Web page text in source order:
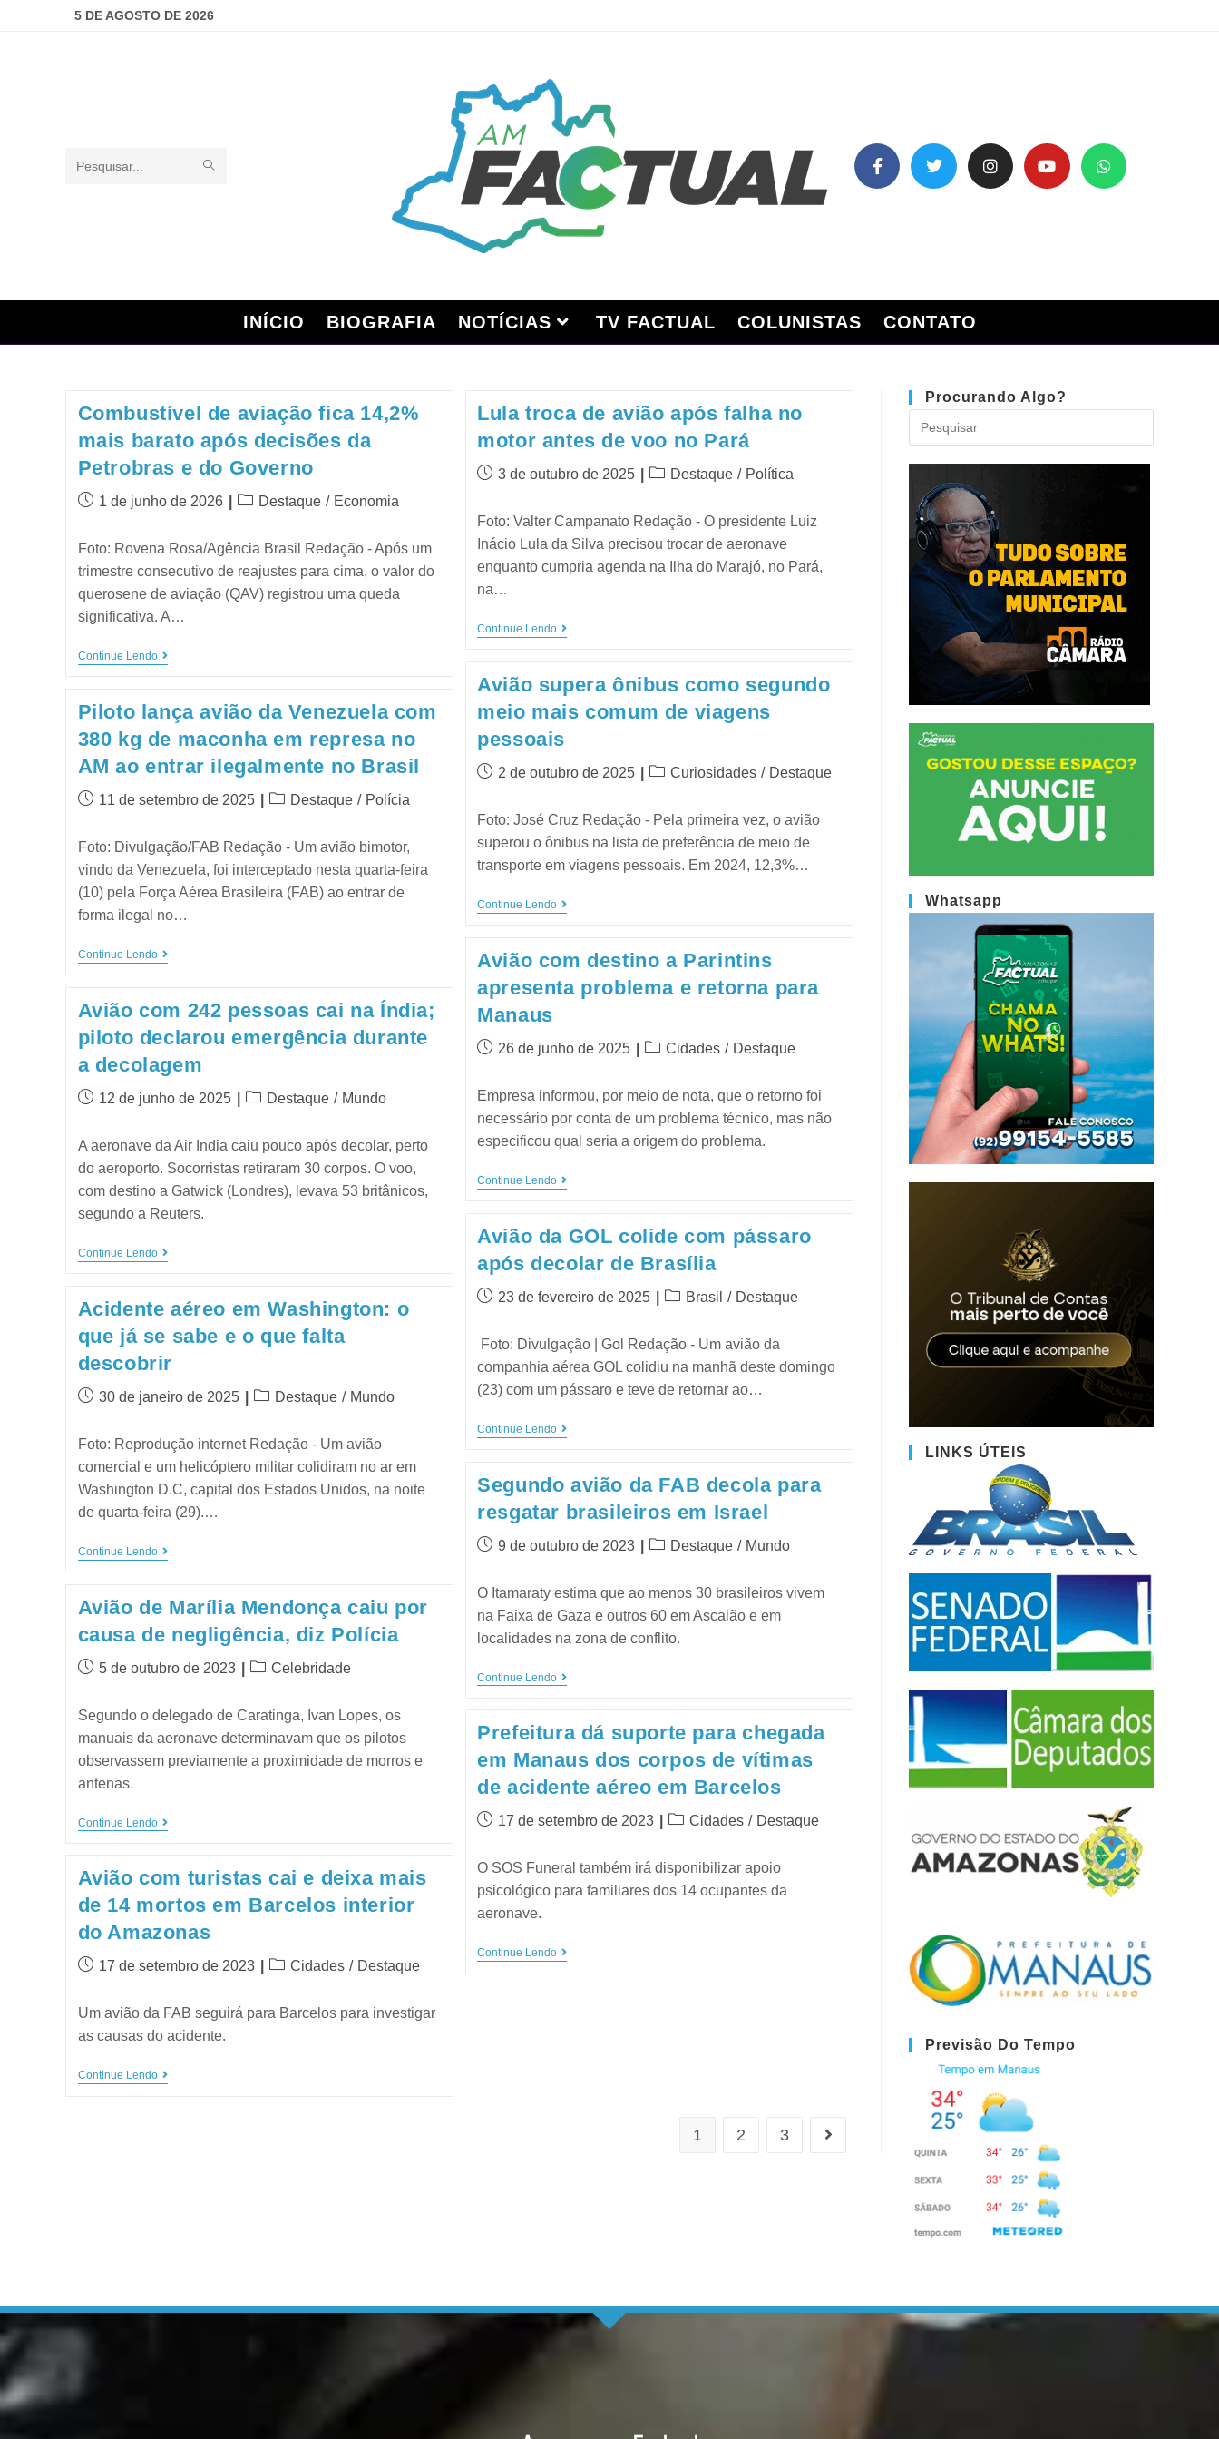
5 DE AGOSTO DE 2026
Pesquisar
INÍCIO BIOGRAFIA NOTÍCIAS TV FACTUAL COLUNISTAS CONTATO
Combustível de aviação fica 14,2%
mais barato após decisões da
Petrobras e do Governo
1 de junho de 2026 Destaque / Economia
Foto: Rovena Rosa/Agência Brasil Redação - Após um
trimestre consecutivo de reajustes para cima, o valor do
querosene de aviação (QAV) registrou uma queda
significativa. A…
Continue Lendo
Lula troca de avião após falha no
motor antes de voo no Pará
3 de outubro de 2025 Destaque / Política
Foto: Valter Campanato Redação - O presidente Luiz
Inácio Lula da Silva precisou trocar de aeronave
enquanto cumpria agenda na Ilha do Marajó, no Pará,
na…
Continue Lendo
Avião supera ônibus como segundo
meio mais comum de viagens
pessoais
2 de outubro de 2025 Curiosidades / Destaque
Foto: José Cruz Redação - Pela primeira vez, o avião
superou o ônibus na lista de preferência de meio de
transporte em viagens pessoais. Em 2024, 12,3%…
Continue Lendo
Piloto lança avião da Venezuela com
380 kg de maconha em represa no
AM ao entrar ilegalmente no Brasil
11 de setembro de 2025 Destaque / Polícia
Foto: Divulgação/FAB Redação - Um avião bimotor,
vindo da Venezuela, foi interceptado nesta quarta-feira
(10) pela Força Aérea Brasileira (FAB) ao entrar de
forma ilegal no…
Continue Lendo
Avião com destino a Parintins
apresenta problema e retorna para
Manaus
26 de junho de 2025 Cidades / Destaque
Empresa informou, por meio de nota, que o retorno foi
necessário por conta de um problema técnico, mas não
especificou qual seria a origem do problema.
Continue Lendo
Avião com 242 pessoas cai na Índia;
piloto declarou emergência durante
a decolagem
12 de junho de 2025 Destaque / Mundo
A aeronave da Air India caiu pouco após decolar, perto
do aeroporto. Socorristas retiraram 30 corpos. O voo,
com destino a Gatwick (Londres), levava 53 britânicos,
segundo a Reuters.
Continue Lendo
Avião da GOL colide com pássaro
após decolar de Brasília
23 de fevereiro de 2025 Brasil / Destaque
Foto: Divulgação | Gol Redação - Um avião da
companhia aérea GOL colidiu na manhã deste domingo
(23) com um pássaro e teve de retornar ao…
Continue Lendo
Acidente aéreo em Washington: o
que já se sabe e o que falta
descobrir
30 de janeiro de 2025 Destaque / Mundo
Foto: Reprodução internet Redação - Um avião
comercial e um helicóptero militar colidiram no ar em
Washington D.C, capital dos Estados Unidos, na noite
de quarta-feira (29).…
Continue Lendo
Segundo avião da FAB decola para
resgatar brasileiros em Israel
9 de outubro de 2023 Destaque / Mundo
O Itamaraty estima que ao menos 30 brasileiros vivem
na Faixa de Gaza e outros 60 em Ascalão e em
localidades na zona de conflito.
Continue Lendo
Avião de Marília Mendonça caiu por
causa de negligência, diz Polícia
5 de outubro de 2023 Celebridade
Segundo o delegado de Caratinga, Ivan Lopes, os
manuais da aeronave determinavam que os pilotos
observassem previamente a proximidade de morros e
antenas.
Continue Lendo
Prefeitura dá suporte para chegada
em Manaus dos corpos de vítimas
de acidente aéreo em Barcelos
17 de setembro de 2023 Cidades / Destaque
O SOS Funeral também irá disponibilizar apoio
psicológico para familiares dos 14 ocupantes da
aeronave.
Continue Lendo
Avião com turistas cai e deixa mais
de 14 mortos em Barcelos interior
do Amazonas
17 de setembro de 2023 Cidades / Destaque
Um avião da FAB seguirá para Barcelos para investigar
as causas do acidente.
Continue Lendo
1 2 3
Procurando Algo?
Whatsapp
LINKS ÚTEIS
Previsão Do Tempo